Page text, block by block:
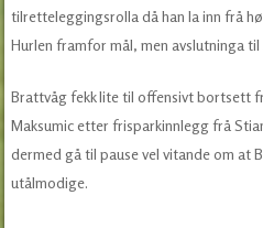
tilretteleggingsrolla då han la inn frå
Hurlen framfor mål, men avslutninga
Brattvåg fekk lite til offensivt bortsett
Maksumic etter frisparkinnlegg frå
dermed gå til pause vel vitande om at
utålmodige.